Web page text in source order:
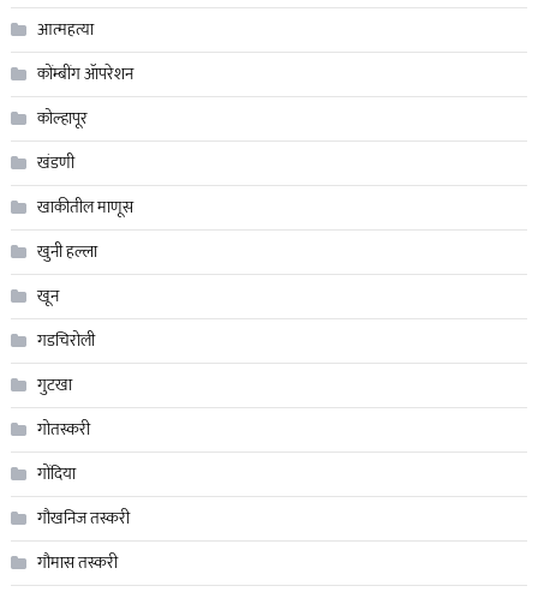
आत्महत्या
कोंम्बींग ॲापरेशन
कोल्हापूर
खंडणी
खाकीतील माणूस
खुनी हल्ला
खून
गडचिरोली
गुटखा
गोतस्करी
गोंदिया
गौखनिज तस्करी
गौमास तस्करी